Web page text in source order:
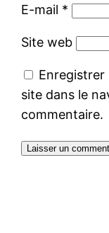
E-mail *
Site web
site dans le
commentaire.